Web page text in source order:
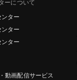
ーについて
ター
ター
ター
動画配信サービス